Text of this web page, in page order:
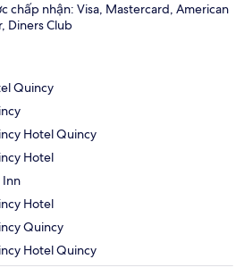
chấp nhận: Visa, Mastercard, American
Diners Club
Quincy
Hotel Quincy
Hotel
Inn
Hotel
Quincy
Hotel Quincy